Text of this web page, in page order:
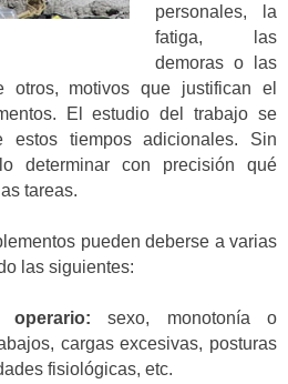
personales, la
fatiga, las
demoras o las
otros, motivos que justifican el
El estudio del trabajo se
tiempos adicionales. Sin
determinar con precisión qué
tareas.
pueden deberse a varias
las siguientes:
operario: sexo, monotonía o
cargas excesivas, posturas
fisiológicas, etc.